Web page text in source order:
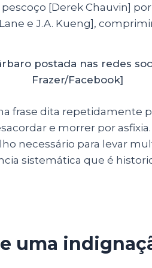
[Derek Chauvin]
e J.A. Kueng],
postada nas redes
Frazer/Facebook]
frase dita repetidamente
e morrer por
necessário para levar
sistemática que é
uma